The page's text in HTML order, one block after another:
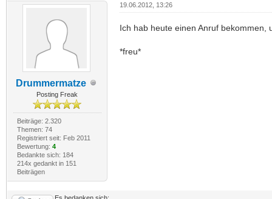
Drummermatze
Posting Freak
Beiträge: 2.320
Themen: 74
Registriert seit: Feb 2011
Bewertung: 4
Bedankte sich: 184
214x gedankt in 151
Beiträgen
19.06.2012, 13:26
Ich hab heute einen Anruf
*freu*